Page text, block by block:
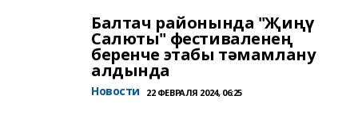
Балтач районында "Җиңү
Салюты" фестиваленең
беренче этабы тәмамлану
алдында
Новости 22 ФЕВРАЛЯ 2024, 06:25